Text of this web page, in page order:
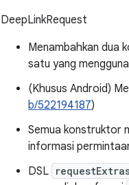
DeepLinkRequest
Menambahkan dua
satu yang
(Khusus Android)
b/522194187)
Semua konstruktor
informasi
DSL